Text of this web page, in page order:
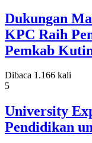
Dukungan
KPC Raih
Pemkab
Dibaca 1.166 kali
5
University
Pendidikan